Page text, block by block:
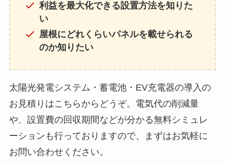
利益を最大化できる設置方法を知りた
い
屋根にどれくらいパネルを載せられる
のか知りたい
太陽光発電システム・蓄電池・EV充電器の導入の
お見積りはこちらからどうぞ。電気代の削減量
や、設置費の回収期間などが分かる無料シミュレ
ーションも行っておりますので、まずはお気軽に
お問い合わせください。